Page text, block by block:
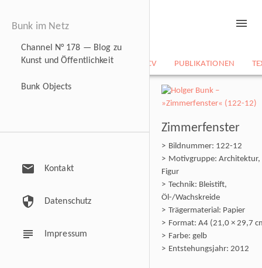
NEWS BILDARCHIV CV PUBLIKATIONEN
menu
Bunk im Netz
Channel N° 178 — Blog zu
Kunst und Öffentlichkeit
Bunk Objects
mail Kontakt
security Datenschutz
subject Impressum
Zimmerfenster
Bildnummer: 122-12
Motivgruppe: Architektur,
Figur
Technik: Bleistift,
Öl-/Wachskreide
Trägermaterial: Papier
Format: A4 (21,0 × 29,7
Farbe: gelb
Entstehungsjahr: 2012